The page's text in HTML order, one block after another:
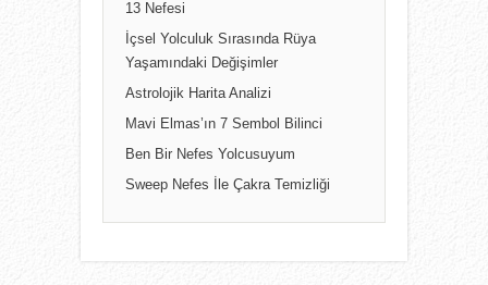
13 Nefesi
İçsel Yolculuk Sırasında Rüya
Yaşamındaki Değişimler
Astrolojik Harita Analizi
Mavi Elmas’ın 7 Sembol Bilinci
Ben Bir Nefes Yolcusuyum
Sweep Nefes İle Çakra Temizliği